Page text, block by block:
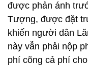
được phản ánh
Tượng, được đặt
khiến người dân
này vẫn phải nộp
phí cõng cả phí